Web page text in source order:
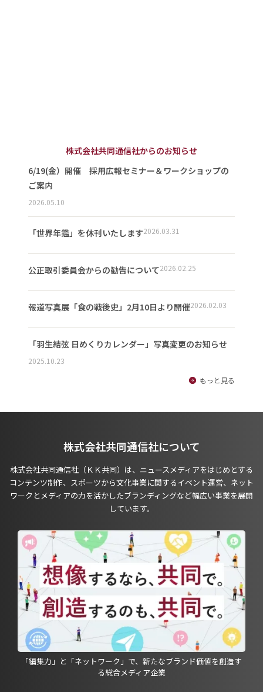
株式会社共同通信社からのお知らせ
6/19(金）開催 採用広報セミナー＆ワークショップの
ご案内
2026.05.10
「世界年鑑」を休刊いたします2026.03.31
公正取引委員会からの勧告について2026.02.25
報道写真展「食の戦後史」2月10日より開催2026.02.03
「羽生結弦 日めくりカレンダー」写真変更のお知らせ
2025.10.23
もっと見る
株式会社共同通信社について
株式会社共同通信社（ＫＫ共同）は、ニュースメディアをはじめとする
コンテンツ制作、スポーツから文化事業に関するイベント運営、ネット
ワークとメディアの力を活かしたブランディングなど幅広い事業を展開
しています。
「編集力」と「ネットワーク」で、新たなブランド価値を創造す
る総合メディア企業